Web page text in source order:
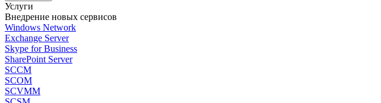
Услуги
Внедрение новых сервисов
Windows Network
Exchange Server
Skype for Business
SharePoint Server
SCCM
SCOM
SCVMM